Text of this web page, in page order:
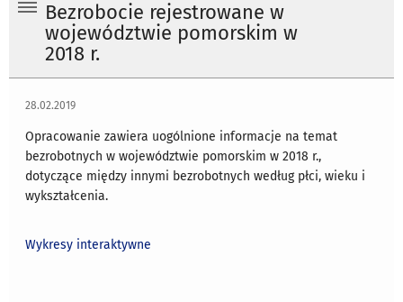
Bezrobocie rejestrowane w
województwie pomorskim w
2018 r.
28.02.2019
Opracowanie zawiera uogólnione informacje na temat
bezrobotnych w województwie pomorskim w 2018 r.,
dotyczące między innymi bezrobotnych według płci, wieku i
wykształcenia.
Wykresy interaktywne